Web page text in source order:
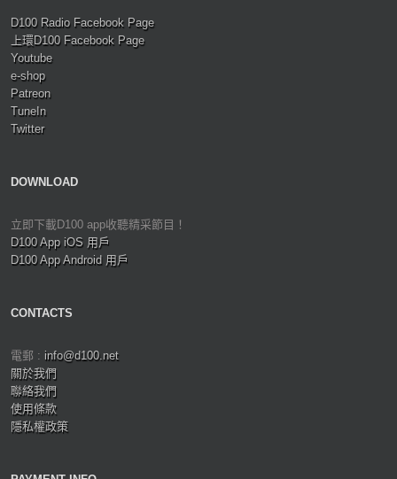
D100 Radio Facebook Page
上環D100 Facebook Page
Youtube
e-shop
Patreon
TuneIn
Twitter
DOWNLOAD
立即下載D100 app收聽精采節目！
D100 App iOS 用戶
D100 App Android 用戶
CONTACTS
電郵 : info@d100.net
關於我們
聯絡我們
使用條款
隱私權政策